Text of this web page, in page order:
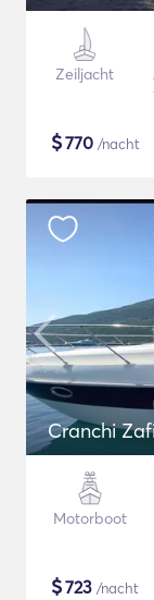
Zeiljacht
$770 /nacht
Cranchi
Motorboot
$723 /nacht